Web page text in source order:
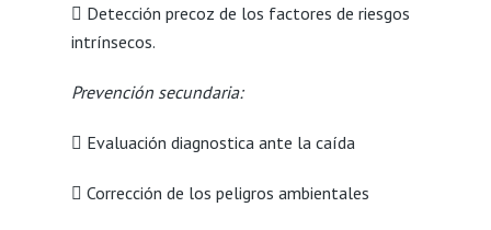
 Detección precoz de los factores de riesgos
intrínsecos.
Prevención secundaria:
 Evaluación diagnostica ante la caída
 Corrección de los peligros ambientales